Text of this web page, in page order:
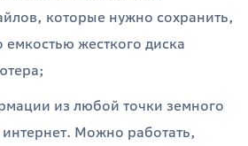
которые нужно сохранить,
емкостью жесткого диска
из любой точки земного
интернет. Можно работать,